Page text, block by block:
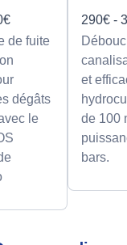
de fuite
dégâts
le
290€ -
et
de 100
bars.